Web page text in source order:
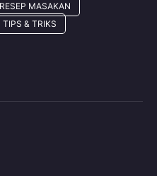
RESEP MASAKAN
TIPS & TRIKS